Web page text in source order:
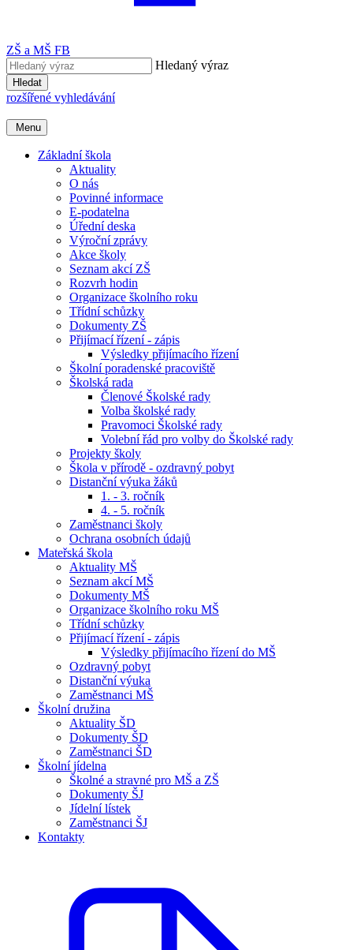
ZŠ a MŠ FB
Hledaný výraz
Hledat
rozšířené vyhledávání
Menu
Základní škola
Aktuality
O nás
Povinné informace
E-podatelna
Úřední deska
Výroční zprávy
Akce školy
Seznam akcí ZŠ
Rozvrh hodin
Organizace školního roku
Třídní schůzky
Dokumenty ZŠ
Přijímací řízení - zápis
Výsledky přijímacího řízení
Školní poradenské pracoviště
Školská rada
Členové Školské rady
Volba školské rady
Pravomoci Školské rady
Volební řád pro volby do Školské rady
Projekty školy
Škola v přírodě - ozdravný pobyt
Distanční výuka žáků
1. - 3. ročník
4. - 5. ročník
Zaměstnanci školy
Ochrana osobních údajů
Mateřská škola
Aktuality MŠ
Seznam akcí MŠ
Dokumenty MŠ
Organizace školního roku MŠ
Třídní schůzky
Přijímací řízení - zápis
Výsledky přijímacího řízení do MŠ
Ozdravný pobyt
Distanční výuka
Zaměstnanci MŠ
Školní družina
Aktuality ŠD
Dokumenty ŠD
Zaměstnanci ŠD
Školní jídelna
Školné a stravné pro MŠ a ZŠ
Dokumenty ŠJ
Jídelní lístek
Zaměstnanci ŠJ
Kontakty